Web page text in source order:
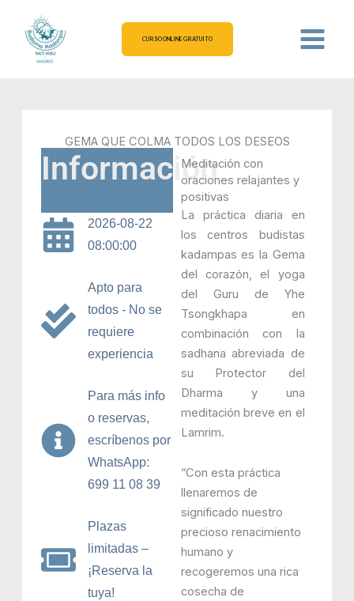
contenido
CURSO ONLINE GRATUITO
GEMA QUE COLMA TODOS LOS DESEOS
Información
2026-08-22
08:00:00
Apto para
todos - No se
requiere
experiencia
Para más info
o reservas,
escríbenos por
WhatsApp:
699 11 08 39
Plazas
limitadas –
¡Reserva la
tuya!
Meditación con
oraciones relajantes y
positivas
La práctica diaria en
los centros budistas
kadampas es la Gema
del corazón, el yoga
del Guru de Yhe
Tsongkhapa en
combinación con la
sadhana abreviada de
su Protector del
Dharma y una
meditación breve en el
Lamrim.
“Con esta práctica
llenaremos de
significado nuestro
precioso renacimiento
humano y
recogeremos una rica
cosecha de